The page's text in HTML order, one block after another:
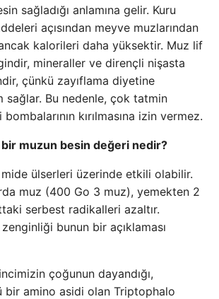
sağladığı anlamına gelir. Kuru
açısından meyve muzlarından
kalorileri daha yüksektir. Muz lif
mineraller ve dirençli nişasta
çünkü zayıflama diyetine
sağlar. Bu nedenle, çok tatmin
kırılmasına izin vermez.
muzun besin değeri nedir?
ülserleri üzerinde etkili olabilir.
muz (400 Go 3 muz), yemekten 2
serbest radikalleri azaltır.
bunun bir açıklaması
çoğunun dayandığı,
bir amino asidi olan Triptophalo